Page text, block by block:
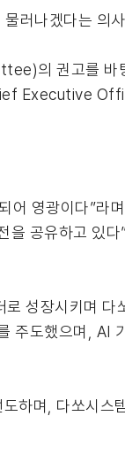
러나겠다는 의
의 권고를 바
Executive
어 영광이다”라
을 공유하고 있
성장시키며 다
주도했으며, AI
하며, 다쏘시스